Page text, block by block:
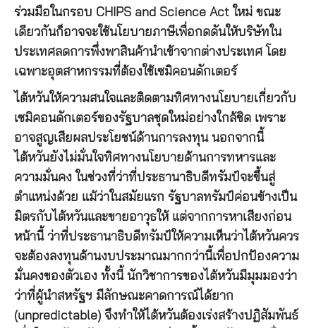
ร่วมมือในกรอบ CHIPS and Science Act ใหม่ ขณะ
เดียวกันก็อาจจะใช้นโยบายภาษีเพื่อกดดันให้บริษัทใน
ประเทศลดการพึ่งพาสินค้านำเข้าจากต่างประเทศ โดย
เฉพาะอุตสาหกรรมที่ต้องใช้เซมิคอนดักเตอร์
ไต้หวันให้ความสนใจและติดตามทิศทางนโยบายเกี่ยวกับ
เซมิคอนดักเตอร์ของรัฐบาลชุดใหม่อย่างใกล้ชิด เพราะ
อาจสูญเสียผลประโยชน์ด้านการลงทุน นอกจากนี้
ไต้หวันยังไม่มั่นใจทิศทางนโยบายด้านการทหารและ
ความมั่นคง ในช่วงที่ว่าที่ประธานาธิบดีทรัมป์จะขึ้นสู่
ตำแหน่งด้วย แม้ว่าในสมัยแรก รัฐบาลทรัมป์ค่อนข้างเป็น
มิตรกับไต้หวันและขายอาวุธให้ แต่จากการหาเสียงก่อน
หน้านี้ ว่าที่ประธานาธิบดีทรัมป์ให้ความเห็นว่าไต้หวันควร
จะต้องลงทุนด้านงบประมาณมากกว่านี้เพื่อปกป้องความ
มั่นคงของตัวเอง ทั้งนี้ นักวิชาการของไต้หวันมีมุมมองว่า
ว่าที่ผู้นำสหรัฐฯ มีลักษณะคาดการณ์ได้ยาก
(unpredictable) จึงทำให้ไต้หวันต้องเร่งสร้างปฏิสัมพันธ์